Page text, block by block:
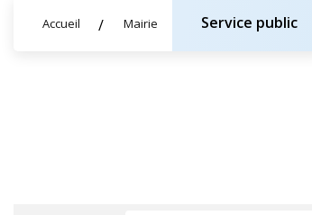
Accueil Mairie Service public